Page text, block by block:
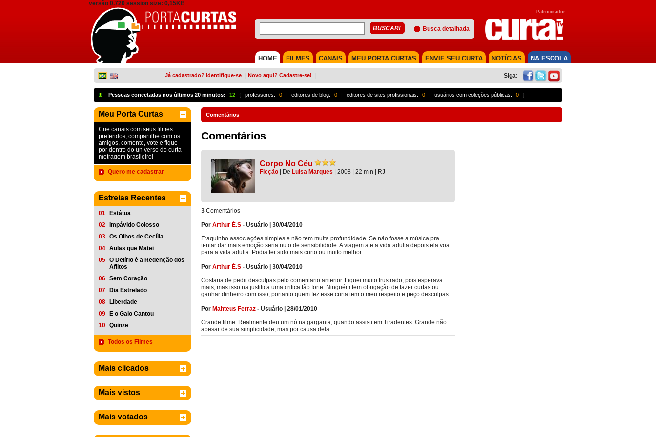
versão 0.720 session size: 0,15KB
Busca detalhada
Patrocinador
NA ESCOLA
NOTÍCIAS
ENVIE SEU CURTA
MEU PORTA CURTAS
CANAIS
FILMES
HOME
Siga:
Já cadastrado? Identifique-se Novo aqui? Cadastre-se!
Pessoas conectadas nos últimos 20 minutos: 12 { professores: 0 | editores de blog: 0 | editores de sites profissionais: 0 | usuários com coleções públicas: 0 }
Meu Porta Curtas
Crie canais com seus filmes
preferidos, compartilhe com os
amigos, comente, vote e fique
por dentro do universo do curta-
metragem brasileiro!
Quero me cadastrar
Estreias Recentes
01
Estátua
02
Impávido Colosso
03 Os Olhos de Cecília
04 Aulas que Matei
05 O Delírio é a Redenção dos
Aflitos
06 Sem Coração
07
Dia Estrelado
08
Liberdade
09
E o Galo Cantou
10 Quinze
Todos os Filmes
Mais clicados
Mais vistos
Mais votados
Comentários
Comentários
Corpo No Céu
Ficção De Luisa Marques | 2008 | 22 min RJ
3 Comentários
Por Arthur É.S - Usuário | 30/04/2010
Fraquinho associações simples e não tem muita profundidade. Se não fosse a música pra
tentar dar mais emoção seria nulo de sensibilidade. A viagem ate a vida adulta depois ela voa
para a vida adulta. Podia ter sido mais curto ou muito melhor.
Por Arthur É.S - Usuário | 30/04/2010
Gostaria de pedir desculpas pelo comentário anterior. Fiquei muito frustrado, pois esperava
mais, mas isso na justifica uma critica tão forte. Ninguém tem obrigação de fazer curtas ou
ganhar dinheiro com isso, portanto quem fez esse curta tem o meu respeito e peço desculpas.
Por Mahteus Ferraz - Usuário | 28/01/2010
Grande filme. Realmente deu um nó na garganta, quando assisti em Tiradentes. Grande não
apesar de sua simplicidade, mas por causa dela.